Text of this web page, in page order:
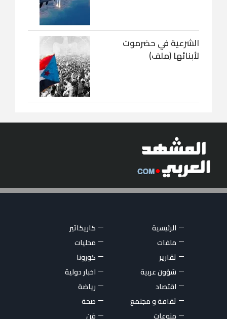
الشرعية في حضرموت
لأبنائها (ملف)
الرئيسية
كاريكاتير
ملفات
محليات
تقارير
كورونا
شؤون عربية
اخبار دولية
اقتصاد
رياضة
ثقافة و مجتمع
صحة
منوعات
فن